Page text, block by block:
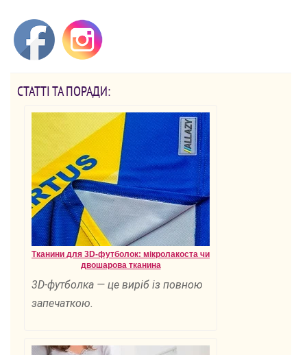
СТАТТІ ТА ПОРАДИ:
Тканини для 3D-футболок: мікролакоста чи
двошарова тканина
3D-футболка — це виріб із повною
запечаткою.